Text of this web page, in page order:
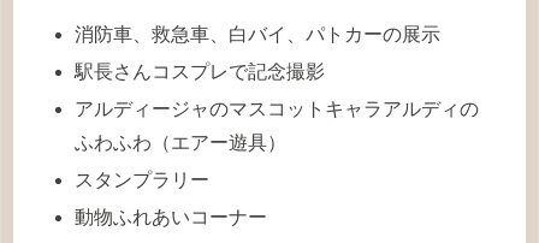
消防車、救急車、白バイ、パトカーの展示
駅長さんコスプレで記念撮影
アルディージャのマスコットキャラアルディの
ふわふわ（エアー遊具）
スタンプラリー
動物ふれあいコーナー